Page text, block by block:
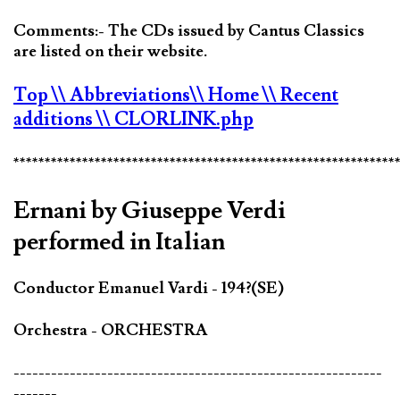
Comments:- The CDs issued by Cantus Classics
are listed on their website.
Top\\ Abbreviations\\ Home\\ Recent
additions\\ CLORLINK.php
Ernani by Giuseppe Verdi
performed in Italian
Conductor Emanuel Vardi - 194?(SE)
Orchestra - ORCHESTRA
-----------------------------------------------------------